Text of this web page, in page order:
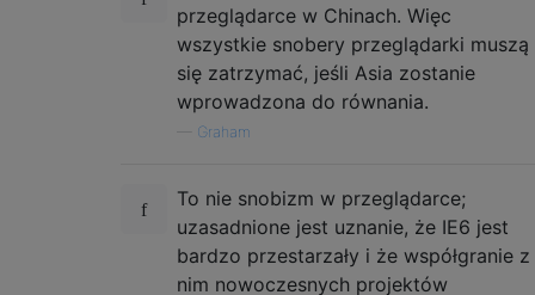
przeglądarce w Chinach. Więc
wszystkie snobery przeglądarki muszą
się zatrzymać, jeśli Asia zostanie
wprowadzona do równania.
Graham
To nie snobizm w przeglądarce;
uzasadnione jest uznanie, że IE6 jest
bardzo przestarzały i że współgranie z
nim nowoczesnych projektów